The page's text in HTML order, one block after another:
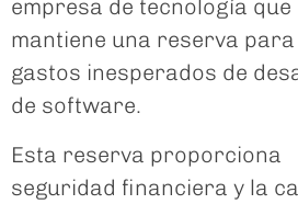
empresa de tecnología que
mantiene una reserva
gastos inesperados de
de software.
Esta reserva proporciona
seguridad financiera y la